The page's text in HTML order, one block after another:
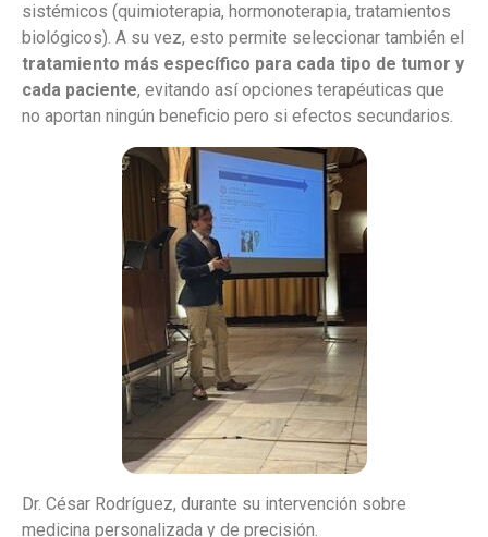
sistémicos (quimioterapia, hormonoterapia, tratamientos
biológicos). A su vez, esto permite seleccionar también el
tratamiento más específico para cada tipo de tumor y
cada paciente, evitando así opciones terapéuticas que
no aportan ningún beneficio pero si efectos secundarios.
Dr. César Rodríguez, durante su intervención sobre
medicina personalizada y de precisión.